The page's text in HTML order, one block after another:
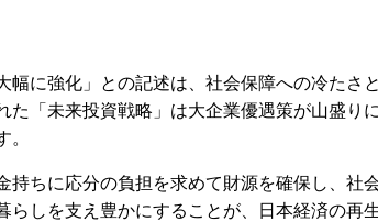
に強化」との記述は、社会保障への冷たさ
た「未来投資戦略」は大企業優遇策が山盛り
。
ちに応分の負担を求めて財源を確保し、社
しを支え豊かにすることが、日本経済の再